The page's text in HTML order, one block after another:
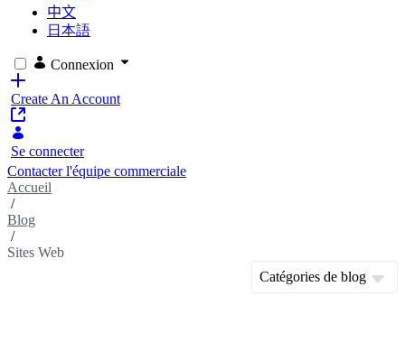
中文
日本語
Connexion
Create An Account
Se connecter
Contacter l'équipe commerciale
Accueil
/
Blog
/
Sites Web
Catégories de blog